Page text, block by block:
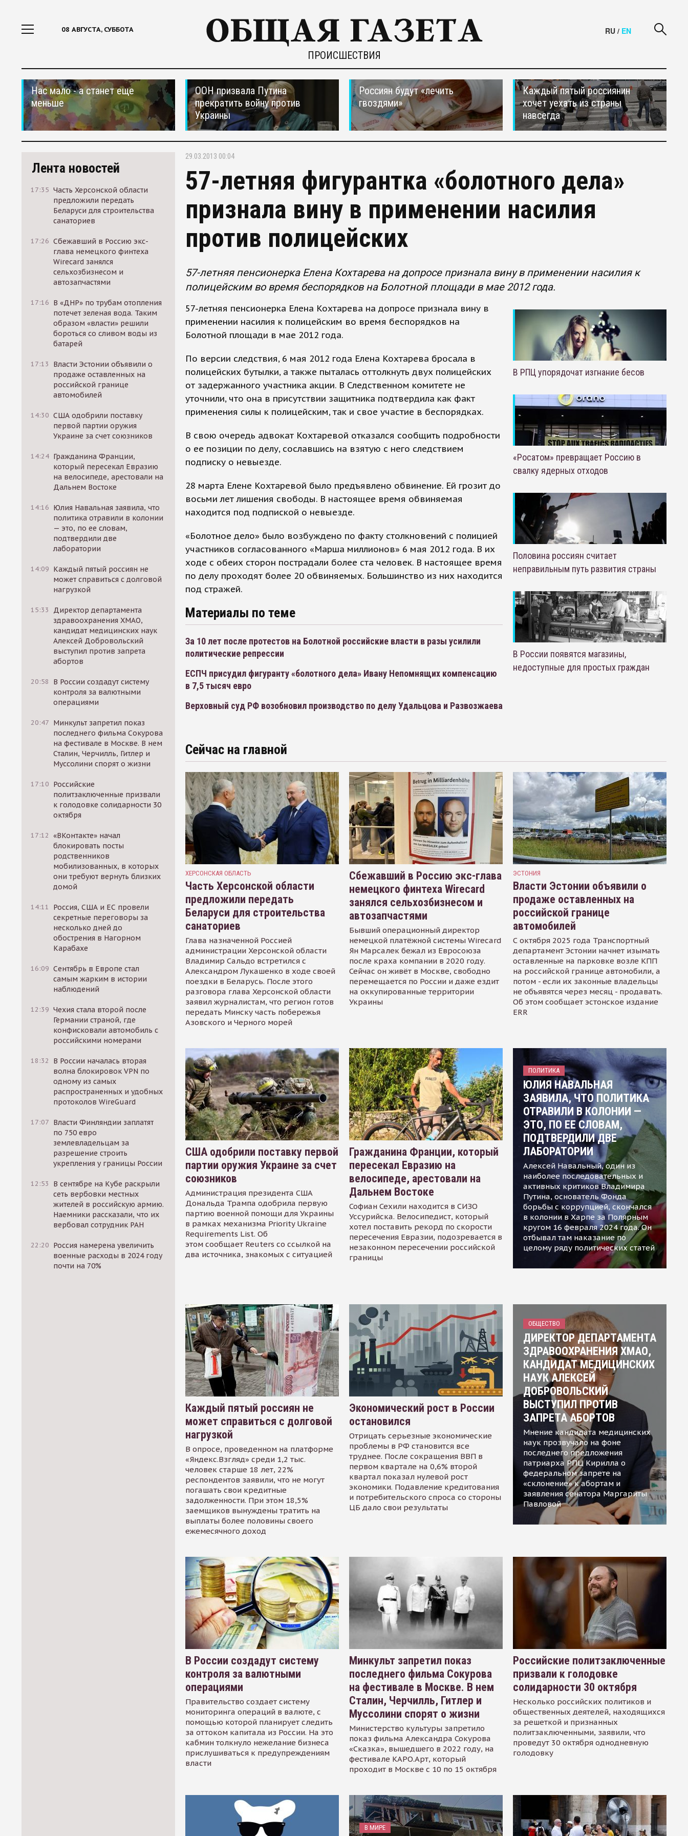
08 АВГУСТА, СУББОТА
ПРОИСШЕСТВИЯ
RU / EN
Нас мало - а станет еще
меньше
ООН призвала Путина
прекратить войну против
Украины
Россиян будут «лечить
гвоздями»
Каждый пятый россиянин
хочет уехать из страны
навсегда
Лента новостей
17:35 Часть Херсонской области
предложили передать
Беларуси для строительства
санаториев
17:26 Сбежавший в Россию экс-
глава немецкого финтеха
Wirecard занялся
сельхозбизнесом и
автозапчастями
17:16 В «ДНР» по трубам отопления
потечет зеленая вода. Таким
образом «власти» решили
бороться со сливом воды из
батарей
17:13
Власти Эстонии объявили о
продаже оставленных на
российской границе
автомобилей
14:30 США одобрили поставку
первой партии оружия
Украине за счет союзников
14:24 Гражданина Франции,
который пересекал Евразию
на велосипеде, арестовали на
Дальнем Востоке
14:16 Юлия Навальная заявила, что
политика отравили в колонии
— это, по ее словам,
подтвердили две
лаборатории
14:09 Каждый пятый россиян не
может справиться с долговой
нагрузкой
15:33
Директор департамента
здравоохранения ХМАО,
кандидат медицинских наук
Алексей Добровольский
выступил против запрета
абортов
20:58
В России создадут систему
контроля за валютными
операциями
20:47 Минкульт запретил показ
последнего фильма Сокурова
на фестивале в Москве. В нем
Сталин, Черчилль, Гитлер и
Муссолини спорят о жизни
17:10 Российские
политзаключенные призвали
к голодовке солидарности 30
октября
17:12 «ВКонтакте» начал
блокировать посты
родственников
мобилизованных, в которых
они требуют вернуть близких
домой
14:11
Россия, США и ЕС провели
секретные переговоры за
несколько дней до
обострения в Нагорном
Карабахе
16:09 Сентябрь в Европе стал
самым жарким в истории
наблюдений
12:39 Чехия стала второй после
Германии страной, где
конфисковали автомобиль с
российскими номерами
18:32
В России началась вторая
волна блокировок VPN по
одному из самых
распространенных и удобных
протоколов WireGuard
17:07 Власти Финляндии заплатят
по 750 евро
землевладельцам за
разрешение строить
укрепления у границы России
12:53
В сентябре на Кубе раскрыли
сеть вербовки местных
жителей в российскую армию.
Наемники рассказали, что их
вербовал сотрудник РАН
22:20 Россия намерена увеличить
военные расходы в 2024 году
почти на 70%
29.03.2013 00:04
57-летняя фигурантка «болотного дела»
признала вину в применении насилия
против полицейских
57-летняя пенсионерка Елена Кохтарева на допросе признала вину в применении насилия к
полицейским во время беспорядков на Болотной площади в мае 2012 года.
57-летняя пенсионерка Елена Кохтарева на допросе признала вину в
применении насилия к полицейским во время беспорядков на
Болотной площади в мае 2012 года.
По версии следствия, 6 мая 2012 года Елена Кохтарева бросала в
полицейских бутылки, а также пыталась оттолкнуть двух полицейских
от задержанного участника акции. В Следственном комитете не
уточнили, что она в присутствии защитника подтвердила как факт
применения силы к полицейским, так и свое участие в беспорядках.
В свою очередь адвокат Кохтаревой отказался сообщить подробности
о ее позиции по делу, сославшись на взятую с него следствием
подписку о невыезде.
28 марта Елене Кохтаревой было предъявлено обвинение. Ей грозит до
восьми лет лишения свободы. В настоящее время обвиняемая
находится под подпиской о невыезде.
«Болотное дело» было возбуждено по факту столкновений с полицией
участников согласованного «Марша миллионов» 6 мая 2012 года. В их
ходе с обеих сторон пострадали более ста человек. В настоящее время
по делу проходят более 20 обвиняемых. Большинство из них находится
под стражей.
Материалы по теме
За 10 лет после протестов на Болотной российские власти в разы усилили
политические репрессии
ЕСПЧ присудил фигуранту «болотного дела» Ивану Непомнящих компенсацию
в 7,5 тысяч евро
Верховный суд РФ возобновил производство по делу Удальцова и Развозжаева
В РПЦ упорядочат изгнание бесов
«Росатом» превращает Россию в
свалку ядерных отходов
Половина россиян считает
неправильным путь развития страны
В России появятся магазины,
недоступные для простых граждан
Сейчас на главной
ХЕРСОНСКАЯ ОБЛАСТЬ
Часть Херсонской области
предложили передать
Беларуси для строительства
санаториев
Глава назначенной Россией
администрации Херсонской области
Владимир Сальдо встретился с
Александром Лукашенко в ходе своей
поездки в Беларусь. После этого
разговора глава Херсонской области
заявил журналистам, что регион готов
передать Минску часть побережья
Азовского и Черного морей
Сбежавший в Россию экс-глава
немецкого финтеха Wirecard
занялся сельхозбизнесом и
автозапчастями
Бывший операционный директор
немецкой платёжной системы Wirecard
Ян Марсалек бежал из Евросоюза
после краха компании в 2020 году.
Сейчас он живёт в Москве, свободно
перемещается по России и даже ездит
на оккупированные территории
Украины
ЭСТОНИЯ
Власти Эстонии объявили о
продаже оставленных на
российской границе
автомобилей
С октября 2025 года Транспортный
департамент Эстонии начнет изымать
оставленные на парковке возле КПП
на российской границе автомобили, а
потом - если их законные владельцы
не объявятся через месяц - продавать.
Об этом сообщает эстонское издание
ERR
США одобрили поставку первой
партии оружия Украине за счет
союзников
Администрация президента США
Дональда Трампа одобрила первую
партию военной помощи для Украины
в рамках механизма Priority Ukraine
Requirements List. Об
этом сообщает Reuters со ссылкой на
два источника, знакомых с ситуацией
Гражданина Франции, который
пересекал Евразию на
велосипеде, арестовали на
Дальнем Востоке
Софиан Сехили находится в СИЗО
Уссурийска. Велосипедист, который
хотел поставить рекорд по скорости
пересечения Евразии, подозревается в
незаконном пересечении российской
границы
ПОЛИТИКА
ЮЛИЯ НАВАЛЬНАЯ
ЗАЯВИЛА, ЧТО ПОЛИТИКА
ОТРАВИЛИ В КОЛОНИИ —
ЭТО, ПО ЕЕ СЛОВАМ,
ПОДТВЕРДИЛИ ДВЕ
ЛАБОРАТОРИИ
Алексей Навальный, один из
наиболее последовательных и
активных критиков Владимира
Путина, основатель Фонда
борьбы с коррупцией, скончался
в колонии в Харпе за Полярным
кругом 16 февраля 2024 года. Он
отбывал там наказание по
целому ряду политических статей
Каждый пятый россиян не
может справиться с долговой
нагрузкой
В опросе, проведенном на платформе
«Яндекс.Взгляд» среди 1,2 тыс.
человек старше 18 лет, 22%
респондентов заявили, что не могут
погашать свои кредитные
задолженности. При этом 18,5%
заемщиков вынуждены тратить на
выплаты более половины своего
ежемесячного доход
Экономический рост в России
остановился
Отрицать серьезные экономические
проблемы в РФ становится все
труднее. После сокращения ВВП в
первом квартале на 0,6% второй
квартал показал нулевой рост
экономики. Подавление кредитования
и потребительского спроса со стороны
ЦБ дало свои результаты
ОБЩЕСТВО
ДИРЕКТОР ДЕПАРТАМЕНТА
ЗДРАВООХРАНЕНИЯ ХМАО,
КАНДИДАТ МЕДИЦИНСКИХ
НАУК АЛЕКСЕЙ
ДОБРОВОЛЬСКИЙ
ВЫСТУПИЛ ПРОТИВ
ЗАПРЕТА АБОРТОВ
Мнение кандидата медицинских
наук прозвучало на фоне
последнего предложения
патриарха РПЦ Кирилла о
федеральном запрете на
«склонение» к абортам и
заявления сенатора Маргариты
Павловой
В России создадут систему
контроля за валютными
операциями
Правительство создает систему
мониторинга операций в валюте, с
помощью которой планирует следить
за оттоком капитала из России. На это
кабмин толкнуло нежелание бизнеса
прислушиваться к предупреждениям
власти
Минкульт запретил показ
последнего фильма Сокурова
на фестивале в Москве. В нем
Сталин, Черчилль, Гитлер и
Муссолини спорят о жизни
Министерство культуры запретило
показ фильма Александра Сокурова
«Сказка», вышедшего в 2022 году, на
фестивале КАРО.Арт, который
проходит в Москве с 10 по 15 октября
Российские политзаключенные
призвали к голодовке
солидарности 30 октября
Несколько российских политиков и
общественных деятелей, находящихся
за решеткой и признанных
политзаключенными, заявили, что
проведут 30 октября однодневную
голодовку
В МИРЕ